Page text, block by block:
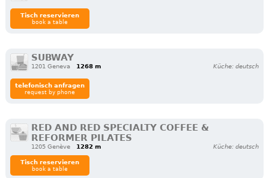
Tisch reservieren
book a table
SUBWAY
1201 Geneva 1268 m Küche: deutsch
telefonisch anfragen
request by phone
RED AND RED SPECIALTY COFFEE &
REFORMER PILATES
1205 Genève 1282 m Küche: deutsch
Tisch reservieren
book a table